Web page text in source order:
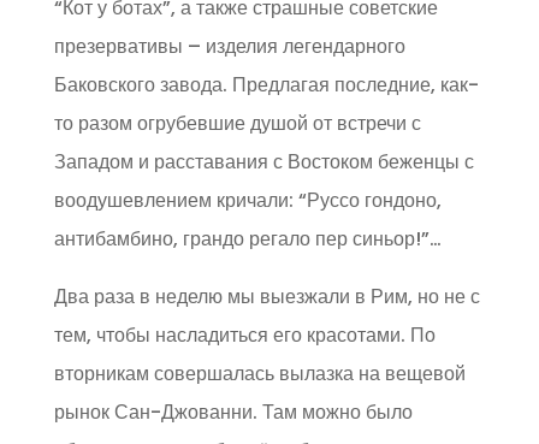
“Кот у ботах”, а также страшные советские
презервативы – изделия легендарного
Баковского завода. Предлагая последние, как-
то разом огрубевшие душой от встречи с
Западом и расставания с Востоком беженцы с
воодушевлением кричали: “Руссо гондоно,
антибамбино, грандо регало пер синьор!”…
Два раза в неделю мы выезжали в Рим, но не с
тем, чтобы насладиться его красотами. По
вторникам совершалась вылазка на вещевой
рынок Сан-Джованни. Там можно было